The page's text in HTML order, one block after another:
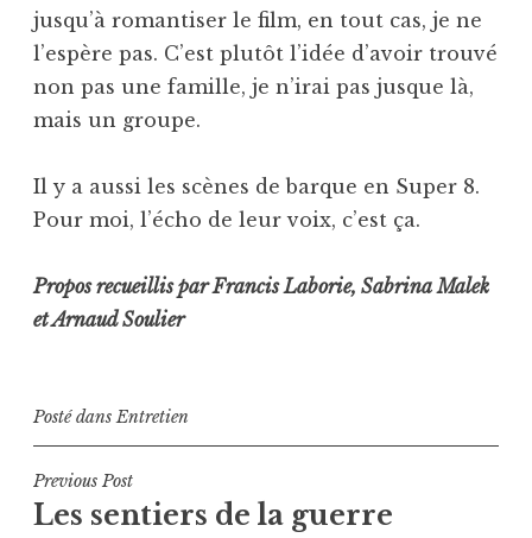
jusqu’à romantiser le film, en tout cas, je ne
l’espère pas. C’est plutôt l’idée d’avoir trouvé
non pas une famille, je n’irai pas jusque là,
mais un groupe.
Il y a aussi les scènes de barque en Super 8.
Pour moi, l’écho de leur voix, c’est ça.
Propos recueillis par Francis Laborie, Sabrina Malek
et Arnaud Soulier
Posté dansEntretien
Navigation
de
Previous Post
Les sentiers de la guerre